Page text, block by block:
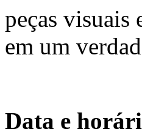
peças visuais
em um
Data e